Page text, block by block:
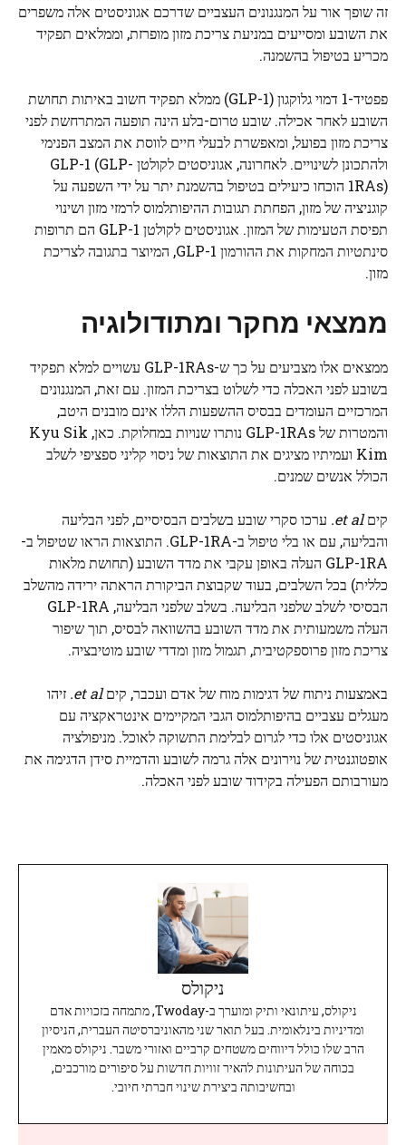
זה שופך אור על המנגנונים העצביים שדרכם אגוניסטים אלה משפרים
את השובע ומסייעים במניעת צריכת מזון מופרזת, וממלאים תפקיד
מכריע בטיפול בהשמנה.
פפטיד-1 דמוי גלוקגון (GLP-1) ממלא תפקיד חשוב באיתות תחושת
השובע לאחר אכילה. שובע טרום-בלע הינה תופעה המתרחשת לפני
צריכת מזון בפועל, ומאפשרת לבעלי חיים לווסת את המצב הפנימי
ולהתכונן לשינויים. לאחרונה, אגוניסטים לקולטן GLP-1 (GLP-
1RAs) הוכחו כיעילים בטיפול בהשמנת יתר על ידי השפעה על
קוגניציה של מזון, הפחתת תגובות ההיפותלמוס לרמזי מזון ושינוי
תפיסת הטעימות של המזון. אגוניסטים לקולטן GLP-1 הם תרופות
סינתטיות המחקות את ההורמון GLP-1, המיוצר בתגובה לצריכת
מזון.
ממצאי מחקר ומתודולוגיה
ממצאים אלו מצביעים על כך ש-GLP-1RAs עשויים למלא תפקיד
בשובע לפני האכלה כדי לשלוט בצריכת המזון. עם זאת, המנגנונים
המרכזיים העומדים בבסיס ההשפעות הללו אינם מובנים היטב,
והמטרות של GLP-1RAs נותרו שנויות במחלוקת. כאן, Kyu Sik
Kim ועמיתיו מציגים את התוצאות של ניסוי קליני ספציפי לשלב
הכולל אנשים שמנים.
קיםet al. ערכו סקרי שובע בשלבים הבסיסיים, לפני הבליעה
והבליעה, עם או בלי טיפול ב-GLP-1RA. התוצאות הראו שטיפול ב-
GLP-1RA העלה באופן עקבי את מדד השובע (תחושת מלאות
כללית) בכל השלבים, בעוד שקבוצת הביקורת הראתה ירידה מהשלב
הבסיסי לשלב שלפני הבליעה. בשלב שלפני הבליעה, GLP-1RA
העלה משמעותית את מדד השובע בהשוואה לבסיס, תוך שיפור
צריכת מזון פרוספקטיבית, תגמול מזון ומדדי שובע מוטיבציה.
באמצעות ניתוח של דגימות מוח של אדם ועכבר, קיםet al. זיהו
מעגלים עצביים בהיפותלמוס הגבי המקיימים אינטראקציה עם
אגוניסטים אלו כדי לגרום לבלימת התשוקה לאוכל. מניפולציה
אופטוגנטית של נוירונים אלה גרמה לשובע והדמיית סידן הדגימה את
מעורבותם הפעילה בקידוד שובע לפני האכלה.
ניקולס
ניקולס, עיתונאי ותיק ומוערך ב-Twoday, מתמחה בזכויות אדם
ומדיניות בינלאומית. בעל תואר שני מהאוניברסיטה העברית, הניסיון
הרב שלו כולל דיווחים משטחים קרביים ואזורי משבר. ניקולס מאמין
בכוחה של העיתונות להאיר זוויות חדשות על סיפורים מורכבים,
ובחשיבותה ביצירת שינוי חברתי חיובי.